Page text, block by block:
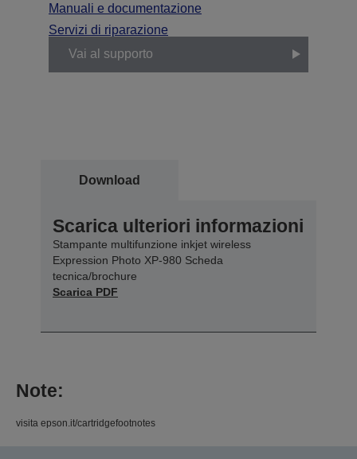
Manuali e documentazione
Servizi di riparazione
Vai al supporto
Download
Scarica ulteriori informazioni
Stampante multifunzione inkjet wireless
Expression Photo XP-980 Scheda
tecnica/brochure
Scarica PDF
Note:
visita epson.it/cartridgefootnotes